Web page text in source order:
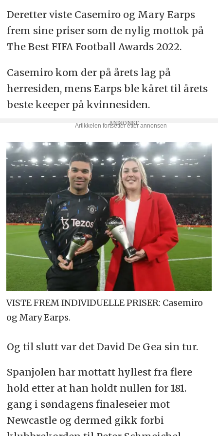
Deretter viste Casemiro og Mary Earps
frem sine priser som de nylig mottok på
The Best FIFA Football Awards 2022.
Casemiro kom der på årets lag på
herresiden, mens Earps ble kåret til årets
beste keeper på kvinnesiden.
VISTE FREM INDIVIDUELLE PRISER: Casemiro
og Mary Earps.
Og til slutt var det David De Gea sin tur.
Spanjolen har mottatt hyllest fra flere
hold etter at han holdt nullen for 181.
gang i søndagens finaleseier mot
Newcastle og dermed gikk forbi